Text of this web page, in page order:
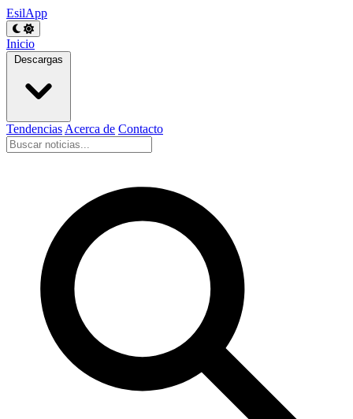
EsilApp
Inicio
Descargas
Tendencias Acerca de Contacto